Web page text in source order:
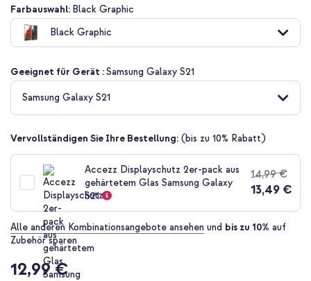
Zum
Anfang
Bildgalerie
Farbauswahl: Black Graphic
Black Graphic
Geeignet für Gerät :Samsung Galaxy S21
Samsung Galaxy S21
Vervollständigen Sie Ihre Bestellung: (bis zu 10% Rabatt)
Accezz Displayschutz 2er-pack aus
gehärtetem Glas Samsung Galaxy
S21
14,99 €
13,49 €
Alle anderen Kombinationsangebote ansehen und bis zu 10% auf
Zubehör sparen
12,99 €